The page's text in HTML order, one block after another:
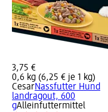
3,75 €
0,6 kg (6,25 € je 1 kg)
CesarNassfutter Hund
landragout, 600
gAlleinfuttermittel